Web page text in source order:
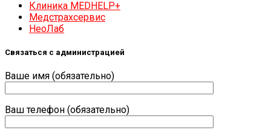
Клиника MEDHELP+
Медстрахсервис
НеоЛаб
Связаться с администрацией
Ваше имя (обязательно)
Ваш телефон (обязательно)